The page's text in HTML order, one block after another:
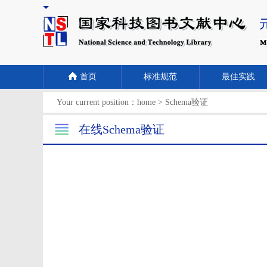
首页 标准规范 最佳实践
Your current position： home > Schema验证
在线Schema验证